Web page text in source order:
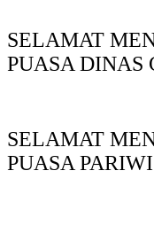
SELAMAT
PUASA DINAS
SELAMAT
PUASA